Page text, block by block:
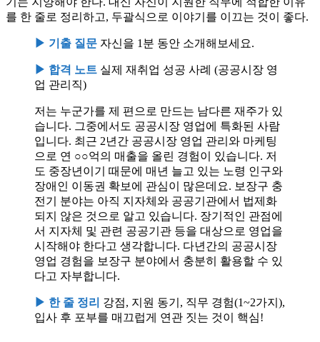
를 한 줄로 정리하고, 두괄식으로 이야기를 이끄는 것이 좋다.
▶ 기출 질문 자신을 1분 동안 소개해보세요.
▶ 합격 노트 실제 재취업 성공 사례 (공공시장 영
업 관리직)
저는 누군가를 제 편으로 만드는 남다른 재주가 있
습니다. 그중에서도 공공시장 영업에 특화된 사람
입니다. 최근 2년간 공공시장 영업 관리와 마케팅
으로 연 ○○억의 매출을 올린 경험이 있습니다. 저
도 중장년이기 때문에 매년 늘고 있는 노령 인구와
장애인 이동권 확보에 관심이 많은데요. 보장구 충
전기 분야는 아직 지자체와 공공기관에서 법제화
되지 않은 것으로 알고 있습니다. 장기적인 관점에
서 지자체 및 관련 공공기관 등을 대상으로 영업을
시작해야 한다고 생각합니다. 다년간의 공공시장
영업 경험을 보장구 분야에서 충분히 활용할 수 있
다고 자부합니다.
▶ 한 줄 정리 강점, 지원 동기, 직무 경험(1~2가지),
입사 후 포부를 매끄럽게 연관 짓는 것이 핵심!